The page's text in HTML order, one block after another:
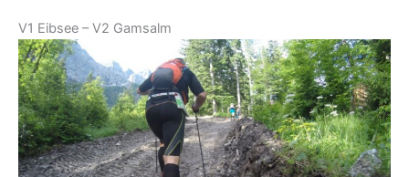
V1 Eibsee – V2 Gamsalm